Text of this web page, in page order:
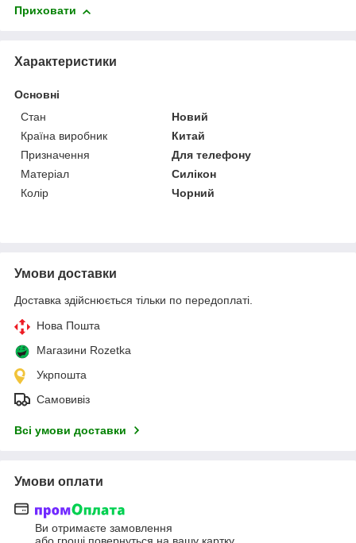
Приховати
Характеристики
Основні
Стан
Новий
Країна виробник
Китай
Призначення
Для телефону
Матеріал
Силікон
Колір
Чорний
Умови доставки
Доставка здійснюється тільки по передоплаті.
Нова Пошта
Магазини Rozetka
Укрпошта
Самовивіз
Всі умови доставки
Умови оплати
Ви отримаєте замовлення
або гроші повернуться на вашу картку